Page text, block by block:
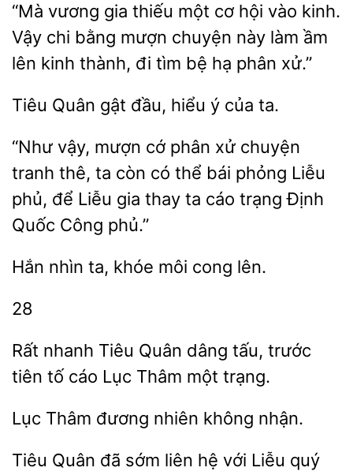
“Mà vương gia thiếu
cơ hội vào kinh.
Vậy chi bằng mượn chuyện này làm ầm
lên kinh
đi tìm hạ phân xử.”
Quân đầu, hiểu ý ta.
“Như vậy, mượn cớ phân xử chuyện
tranh thê, ta còn
thể bái
Liễu
phủ, để Liễu gia thay ta cáo trạng Định
Quốc Công
nhìn ta, môi cong
28
Rất nhanh Tiêu Quân dâng tấu, trước
tố cáo
một trạng.
Lục nhiên không
Tiêu Quân đã sớm liên hệ với Liễu quý